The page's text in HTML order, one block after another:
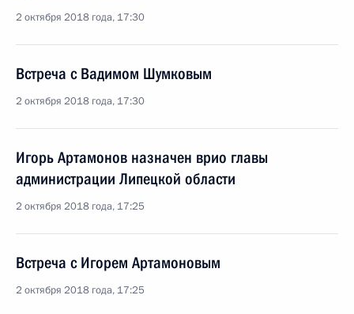
2 октября 2018 года, 17:30
Встреча с Вадимом Шумковым
2 октября 2018 года, 17:30
Игорь Артамонов назначен врио главы
администрации Липецкой области
2 октября 2018 года, 17:25
Встреча с Игорем Артамоновым
2 октября 2018 года, 17:25